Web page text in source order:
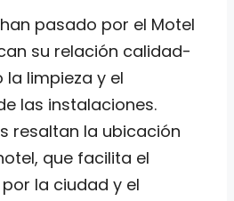
pasado por el Motel
su relación calidad-
limpieza y el
las instalaciones.
resaltan la ubicación
que facilita el
la ciudad y el